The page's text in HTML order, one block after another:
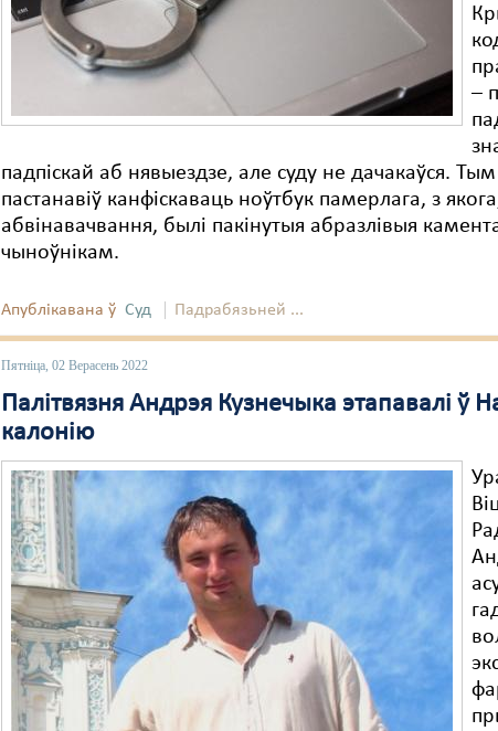
–
падпіскай аб нявыездзе, але суду не дачакаўся.
пастанавіў канфіскаваць ноўтбук памерлага, з
абвінавачвання, былі пакінутыя абразлівыя
чыноўнікам.
Апублікавана ў Суд Падрабязьней ...
Пятніца, 02 Верасень 2022
Палітвязня Андрэя Кузнечыка этапавалі ў
калонію